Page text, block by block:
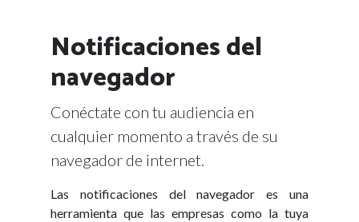
Notificaciones del
navegador
Conéctate con tu audiencia en
cualquier momento a través de su
navegador de internet.
Las notificaciones del navegador es una
herramienta que las empresas como la tuya